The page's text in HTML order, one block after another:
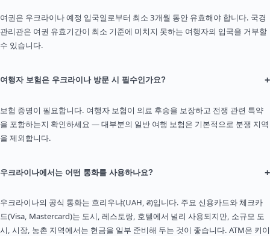
여권은 우크라이나 예정 입국일로부터 최소 3개월 동안 유효해야 합니다. 국경
관리관은 여권 유효기간이 최소 기준에 미치지 못하는 여행자의 입국을 거부할
수 있습니다.
여행자 보험은 우크라이나 방문 시 필수인가요? +
보험 증명이 필요합니다. 여행자 보험이 의료 후송을 보장하고 전쟁 관련 특약
을 포함하는지 확인하세요 — 대부분의 일반 여행 보험은 기본적으로 분쟁 지역
을 제외합니다.
우크라이나에서는 어떤 통화를 사용하나요? +
우크라이나의 공식 통화는 흐리우냐(UAH, ₴)입니다. 주요 신용카드와 체크카
드(Visa, Mastercard)는 도시, 레스토랑, 호텔에서 널리 사용되지만, 소규모 도
시, 시장, 농촌 지역에서는 현금을 일부 준비해 두는 것이 좋습니다. ATM은 키이